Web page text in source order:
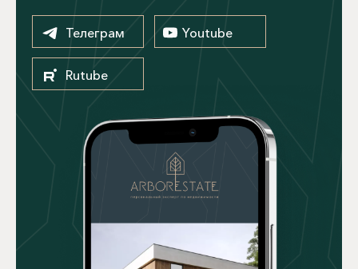
Телеграм Youtube
Rutube